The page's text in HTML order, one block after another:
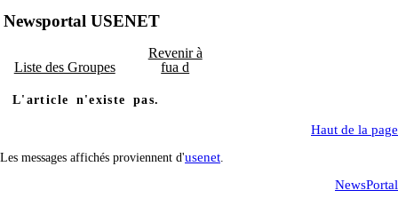
Newsportal USENET
Liste des Groupes
Revenir à
fua d
L'article n'existe pas.
Haut de la page
Les messages affichés proviennent d'usenet
NewsPortal